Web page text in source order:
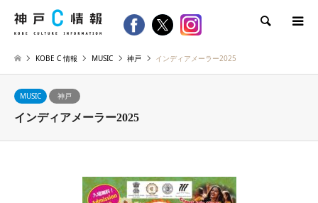
検索
KOBE C 情報 MUSIC 神戸 インディアメーラー2025
MUSIC 神戸
インディアメーラー2025